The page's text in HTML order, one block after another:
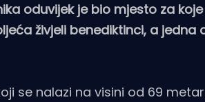
oduvijek je bio mjesto za
živjeli benediktinci, a
se nalazi na visini od 69